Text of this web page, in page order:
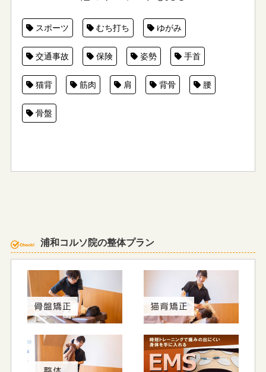
スポーツ むち打ち ゆがみ
交通事故 保険 姿勢 手首
猫背 筋肉 肩 背骨 腰
骨盤
浦和コルソ院の整体プラン